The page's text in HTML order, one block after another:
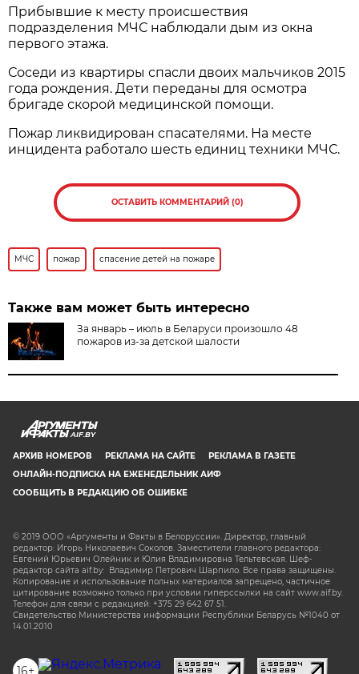
Прибывшие к месту происшествия
подразделения МЧС наблюдали дым из окна
первого этажа.
Соседи из квартиры спасли двоих мальчиков 2015
года рождения. Дети переданы для осмотра
бригаде скорой медицинской помощи.
Пожар ликвидирован спасателями. На месте
инцидента работало шесть единиц техники МЧС.
ОСТАВИТЬ КОММЕНТАРИЙ (0)
МЧС пожар спасение детей на пожаре
Также вам может быть интересно
За январь – июль в Беларуси произошло 48
пожаров из-за детской шалости
AIF.BY
АРХИВ НОМЕРОВ РЕКЛАМА НА САЙТЕ
РЕКЛАМА В ГАЗЕТЕ
ОНЛАЙН-ПОДПИСКА НА ЕЖЕНЕДЕЛЬНИК АИФ
СООБЩИТЬ В РЕДАКЦИЮ ОБ ОШИБКЕ
© 2019 ООО «Аргументы и Факты в Белоруссии». Директор, главный
редактор: Игорь Николаевич Соколов. Заместители главного редактора:
Евгений Юрьевич Олейник и Юлия Владимировна Тельтевская. Шеф-
редактор сайта aif.by: Владимир Петрович Шарпило. Все права защищены.
Копирование и использование полных материалов запрещено, частичное
цитирование возможно только при условии гиперссылки на сайт www.aif.by.
Телефон для связи с редакцией: +375 29 642 67 51.
Свидетельство Министерства информации Республики Беларусь №1040 от
14.01.2010
16+